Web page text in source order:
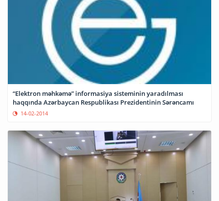
“Elektron məhkəmə” informasiya sisteminin yaradılması
haqqında Azərbaycan Respublikası Prezidentinin Sərəncamı
14-02-2014